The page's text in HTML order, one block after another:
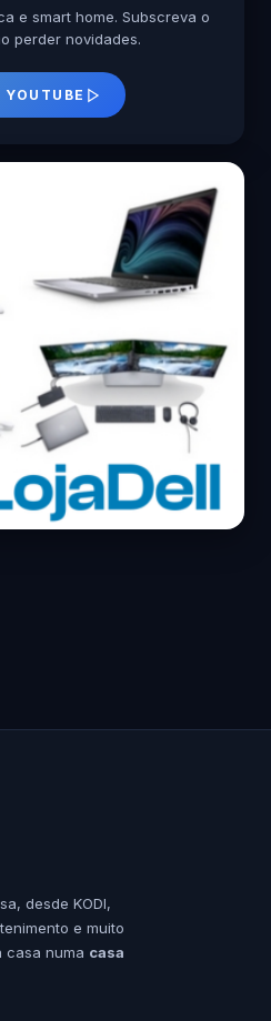
e smart home. Subscreva o
perder novidades.
desde KODI,
e muito
casa numa casa